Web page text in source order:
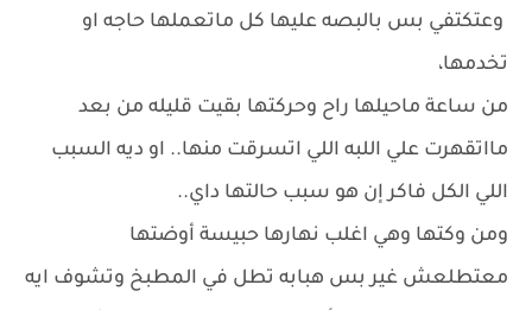
وعتكتفي بس بالبصه عليها كل ماتعملها حاجه او
تخدمها،
من ساعة ماحيلها راح وحركتها بقيت قليله من بعد
مااتقهرت علي اللبه اللي اتسرقت منها.. او ديه السبب
اللي الكل فاكر إن هو سبب حالتها داي..
ومن وكتها وهي اغلب نهارها حبيسة أوضتها
معتطلعش غير بس هبابه تطل في المطبخ وتشوف ايه